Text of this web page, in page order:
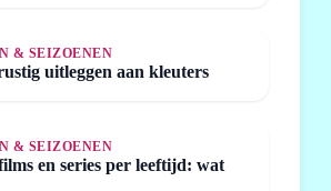
& SEIZOENEN
uitleggen aan kleuters
& SEIZOENEN
en series per leeftijd: wat